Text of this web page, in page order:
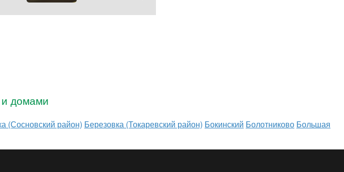
и домами
(Сосновский район) Березовка (Токаревский район) Бокинский Болотниково Большая